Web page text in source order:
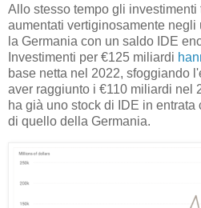
Allo stesso tempo gli investimenti
aumentati vertiginosamente
la Germania con un saldo IDE
Investimenti per €125 miliardi
base netta nel 2022, sfoggiando
aver raggiunto i €110 miliardi nel
ha già uno stock di IDE in
di quello della Germania.